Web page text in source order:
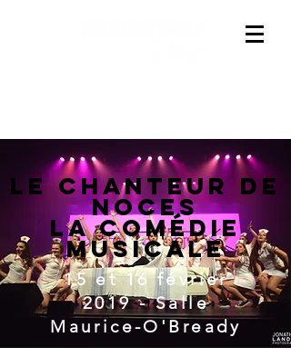
Le chanteur de
noces
La comédie
musicale
15 et 16 février
2019 -Salle
Maurice-O'Bready